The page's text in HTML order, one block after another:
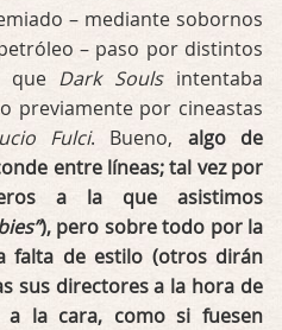
– mediante sobornos
– paso por distintos
que Dark Soulsintentaba
previamente por cineastas
Fulci. Bueno, algo de
entre líneas; tal vez por
a la que asistimos
), pero sobre todo por la
falta de estilo (otros dirán
sus directores a la hora de
a la cara, como si fuesen